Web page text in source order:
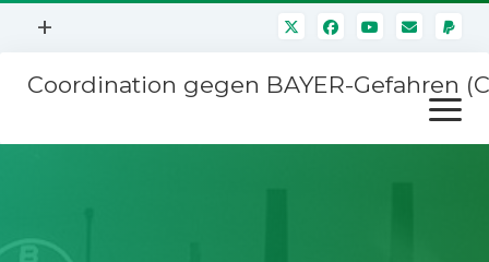
Menü
+
Mitmachen
Kontakt
Coordination gegen BAYER-Gefahren
Menü
öffnen